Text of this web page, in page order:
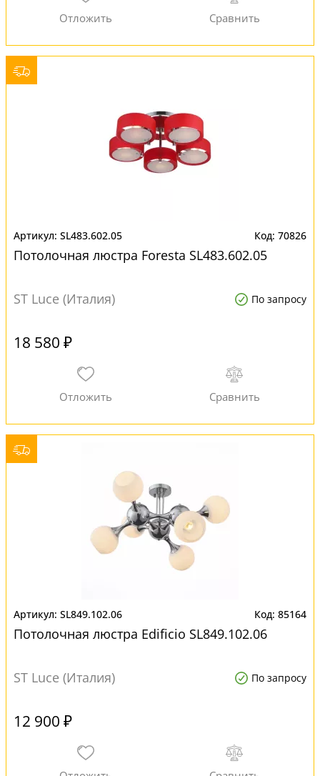
SL483.602.05 70826
Потолочная люстра Foresta SL483.602.05
ST Luce (Италия) По запросу
18 580 ₽
SL849.102.06 85164
Потолочная люстра Edificio SL849.102.06
ST Luce (Италия) По запросу
12 900 ₽